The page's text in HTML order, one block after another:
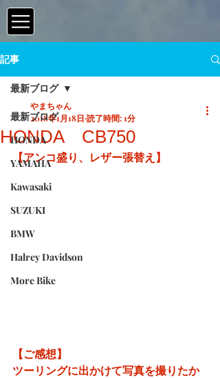
記事
最新ブログ
HONDA
YAMAHA
Kawasaki
SUZUKI
BMW
Halrey Davidson
More Bike
最新ブログ
HONDA CB750
やまちゃん
2018年1月18日 読了時間: 1分
【アンコ盛り、レザー張替え】
【ご感想】
ツーリングに出かけて写真を撮りたか